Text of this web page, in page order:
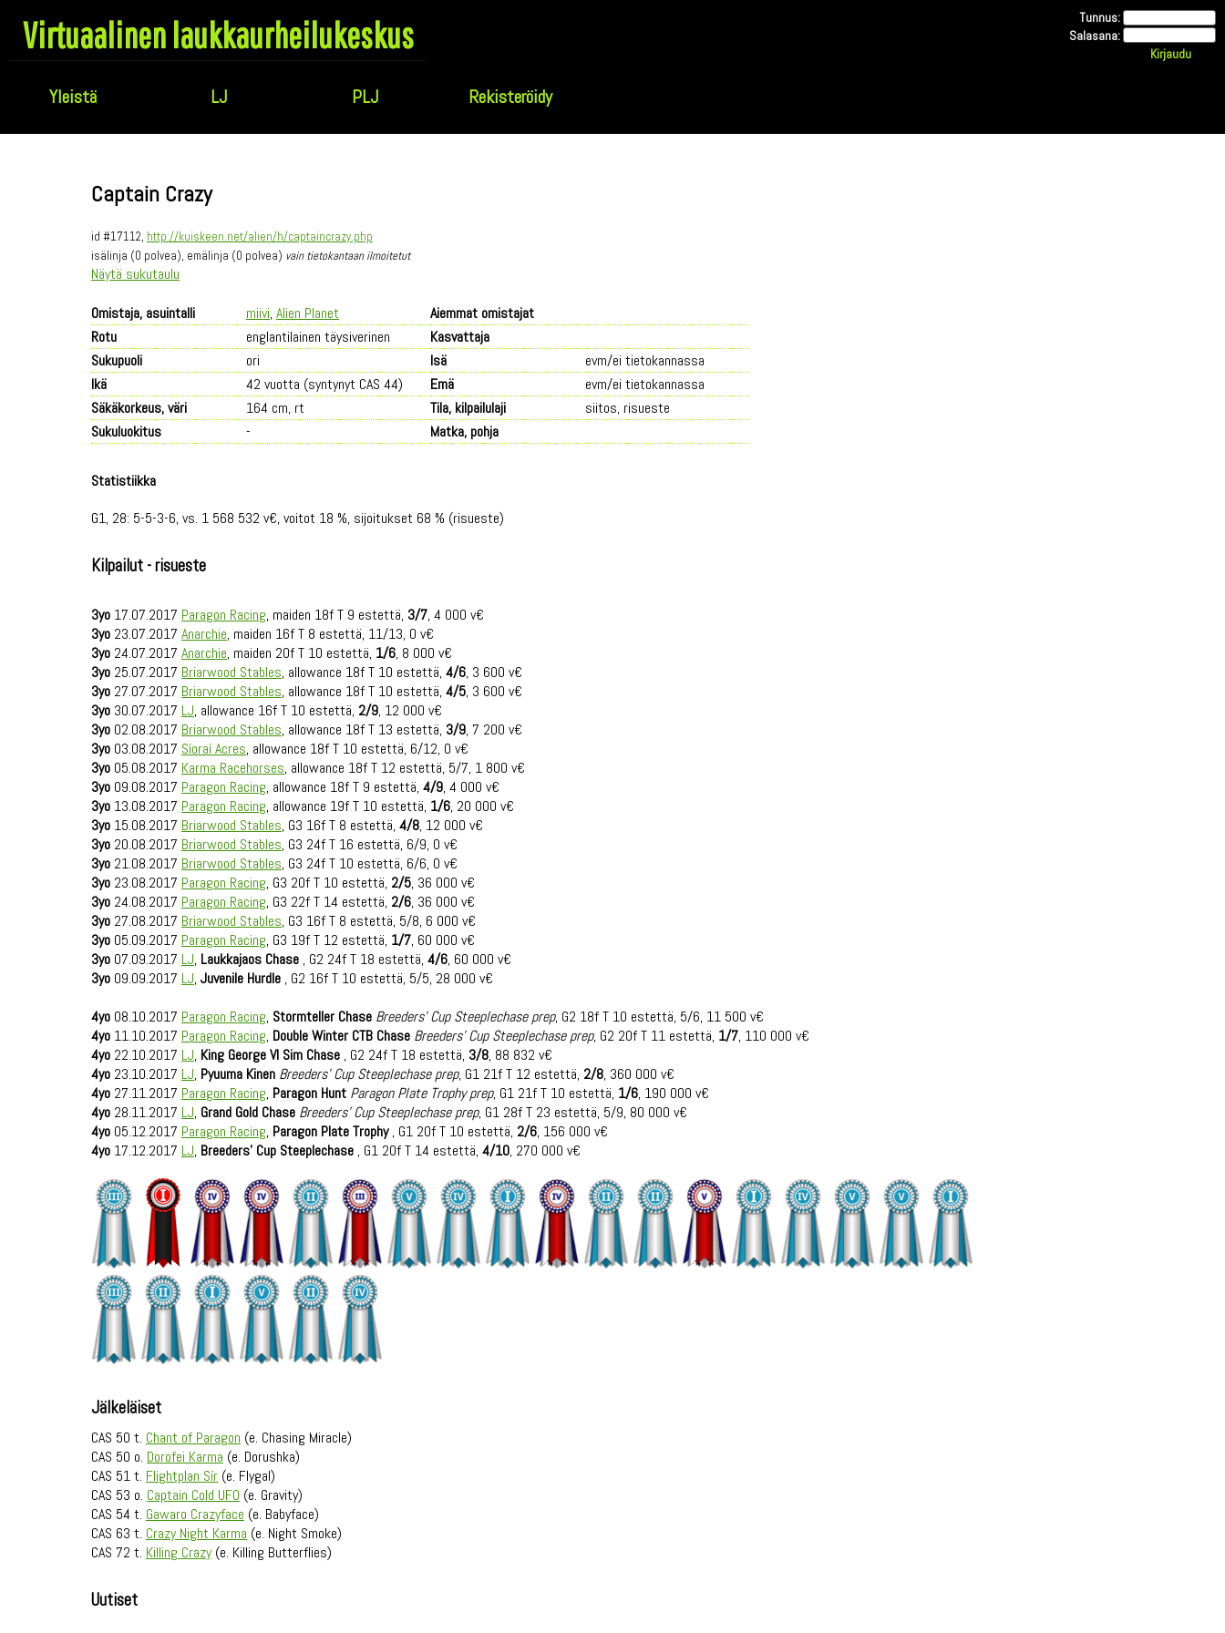
Virtuaalinen laukkaurheilukeskus
Yleistä LJ PLJ Rekisteröidy
Tunnus:
Salasana:
Captain Crazy
id #17112, http://kuiskeen.net/alien/h/captaincrazy.php
isälinja (0 polvea), emälinja (0 polvea) vain tietokantaan ilmoitetut
Näytä sukutaulu
Omistaja, asuintalli miivi, Alien Planet
Aiemmat omistajat
Rotu
englantilainen täysiverinen
Kasvattaja
Sukupuoli
ori Isä
evm/ei tietokannassa
Ikä
42 vuotta (syntynyt CAS 44) Emä
evm/ei tietokannassa
Säkäkorkeus, väri
164 cm, rt Tila, kilpailulaji
siitos, risueste
Sukuluokitus
- Matka, pohja
Statistiikka
G1, 28: 5-5-3-6, vs. 1 568 532 v€, voitot 18 %, sijoitukset 68 % (risueste)
Kilpailut - risueste
3yo 17.07.2017 Paragon Racing, maiden 18f T 9 estettä, 3/7, 4 000 v€
3yo 23.07.2017 Anarchie, maiden 16f T 8 estettä, 11/13, 0 v€
3yo 24.07.2017 Anarchie, maiden 20f T 10 estettä, 1/6, 8 000 v€
3yo 25.07.2017 Briarwood Stables, allowance 18f T 10 estettä, 4/6, 3 600 v€
3yo 27.07.2017 Briarwood Stables, allowance 18f T 10 estettä, 4/5, 3 600 v€
3yo 30.07.2017 LJ, allowance 16f T 10 estettä, 2/9, 12 000 v€
3yo 02.08.2017 Briarwood Stables, allowance 18f T 13 estettä, 3/9, 7 200 v€
3yo 03.08.2017 Síoraí Acres, allowance 18f T 10 estettä, 6/12, 0 v€
3yo 05.08.2017 Karma Racehorses, allowance 18f T 12 estettä, 5/7, 1 800 v€
3yo 09.08.2017 Paragon Racing, allowance 18f T 9 estettä, 4/9, 4 000 v€
3yo 13.08.2017 Paragon Racing, allowance 19f T 10 estettä, 1/6, 20 000 v€
3yo 15.08.2017 Briarwood Stables, G3 16f T 8 estettä, 4/8, 12 000 v€
3yo 20.08.2017 Briarwood Stables, G3 24f T 16 estettä, 6/9, 0 v€
3yo 21.08.2017 Briarwood Stables, G3 24f T 10 estettä, 6/6, 0 v€
3yo 23.08.2017 Paragon Racing, G3 20f T 10 estettä, 2/5, 36 000 v€
3yo 24.08.2017 Paragon Racing, G3 22f T 14 estettä, 2/6, 36 000 v€
3yo 27.08.2017 Briarwood Stables, G3 16f T 8 estettä, 5/8, 6 000 v€
3yo 05.09.2017 Paragon Racing, G3 19f T 12 estettä, 1/7, 60 000 v€
3yo 07.09.2017 LJ, Laukkajaos Chase , G2 24f T 18 estettä, 4/6, 60 000 v€
3yo 09.09.2017 LJ, Juvenile Hurdle , G2 16f T 10 estettä, 5/5, 28 000 v€
4yo 08.10.2017 Paragon Racing, Stormteller Chase Breeders' Cup Steeplechase prep, G2 18f T 10 estettä, 5/6, 11 500 v€
4yo 11.10.2017 Paragon Racing, Double Winter CTB Chase Breeders' Cup Steeplechase prep, G2 20f T 11 estettä, 1/7, 110 000 v€
4yo 22.10.2017 LJ, King George VI Sim Chase , G2 24f T 18 estettä, 3/8, 88 832 v€
4yo 23.10.2017 LJ, Pyuuma Kinen Breeders' Cup Steeplechase prep, G1 21f T 12 estettä, 2/8, 360 000 v€
4yo 27.11.2017 Paragon Racing, Paragon Hunt Paragon Plate Trophy prep, G1 21f T 10 estettä, 1/6, 190 000 v€
4yo 28.11.2017 LJ, Grand Gold Chase Breeders' Cup Steeplechase prep, G1 28f T 23 estettä, 5/9, 80 000 v€
4yo 05.12.2017 Paragon Racing, Paragon Plate Trophy, G1 20f T 10 estettä, 2/6, 156 000 v€
4yo 17.12.2017 LJ, Breeders' Cup Steeplechase , G1 20f T 14 estettä, 4/10, 270 000 v€
Jälkeläiset
CAS 50 t. Chant of Paragon (e. Chasing Miracle)
CAS 50 o. Dorofei Karma (e. Dorushka)
CAS 51 t. Flightplan Sír (e. Flygal)
CAS 53 o. Captain Cold UFO (e. Gravity)
CAS 54 t. Gawaro Crazyface (e. Babyface)
CAS 63 t. Crazy Night Karma (e. Night Smoke)
CAS 72 t. Killing Crazy(e. Killing Butterflies)
Uutiset